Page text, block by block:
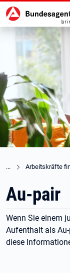
zu den
Arbeitskräfte
Au-pair
Wenn Sie einem
Aufenthalt als
diese